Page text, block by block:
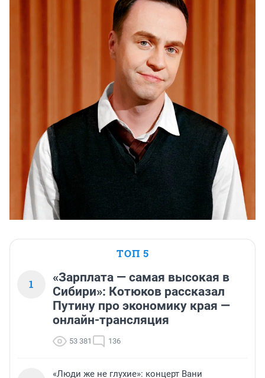
ТОП 5
1
«Зарплата — самая высокая в
Сибири»: Котюков рассказал
Путину про экономику края —
онлайн-трансляция
53 381 136
«Люди же не глухие»: концерт Вани